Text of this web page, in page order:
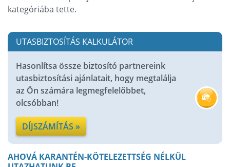
kategóriába tette.
UTASBIZTOSÍTÁS KALKULÁTOR
Hasonlítsa össze biztosító partnereink
utasbiztosítási ajánlatait, hogy megtalálja
az Ön számára legmegfelelőbbet,
olcsóbban!
DÍJSZÁMÍTÁS »
AHOVÁ KARANTÉN-KÖTELEZETTSÉG NÉLKÜL